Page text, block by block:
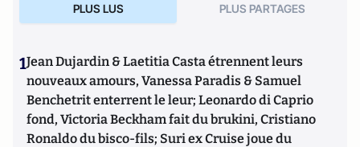
PLUS LUS PLUS PARTAGES
1Jean Dujardin & Laetitia Casta étrennent leurs
nouveaux amours, Vanessa Paradis & Samuel
Benchetrit enterrent le leur; Leonardo di Caprio
fond, Victoria Beckham fait du brukini, Cristiano
Ronaldo du bisco-fils; Suri ex Cruise joue du